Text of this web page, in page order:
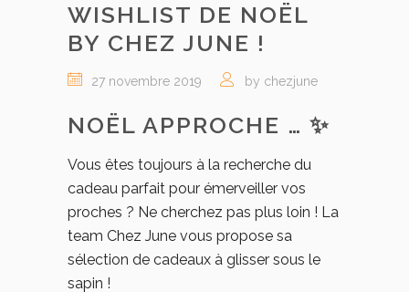
WISHLIST DE NOËL
BY CHEZ JUNE !
27 novembre 2019 by chezjune
NOËL APPROCHE … ✨
Vous êtes toujours à la recherche du
cadeau parfait pour émerveiller vos
proches ? Ne cherchez pas plus loin ! La
team Chez June vous propose sa
sélection de cadeaux à glisser sous le
sapin !